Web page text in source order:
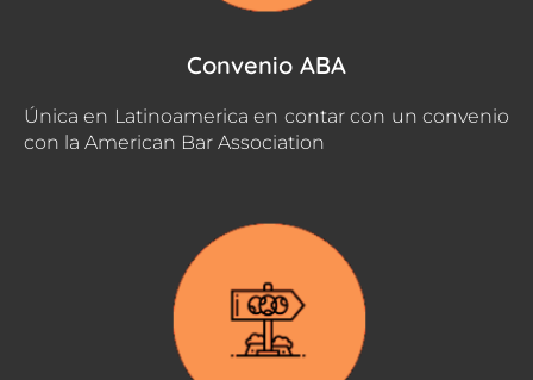
Convenio ABA
Única en Latinoamerica en contar con un convenio
con la American Bar Association